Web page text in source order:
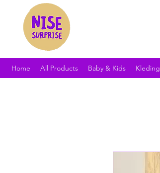
Home All Products Baby & Kids Kleding